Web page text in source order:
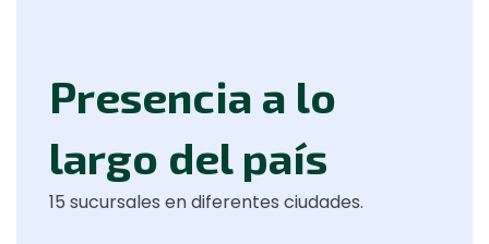
Presencia a lo
largo del país
15 sucursales en diferentes ciudades.